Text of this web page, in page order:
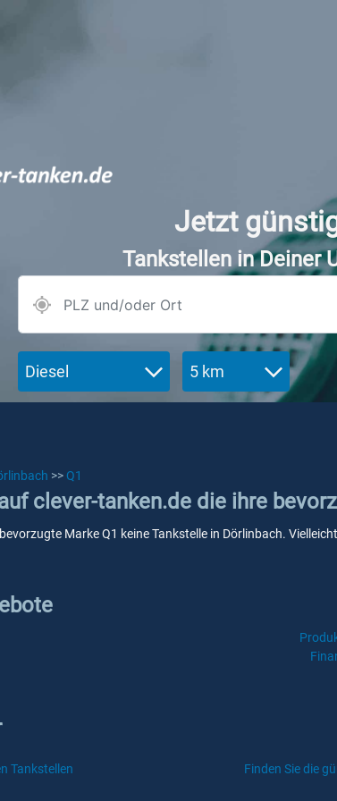
Jetzt
Tankstellen in Deiner
Diesel 5 km
>> Q1
clever-tanken.de die ihre
Marke Q1 keine Tankstelle in Dörlinbach.
Tankstellen Finden Sie die